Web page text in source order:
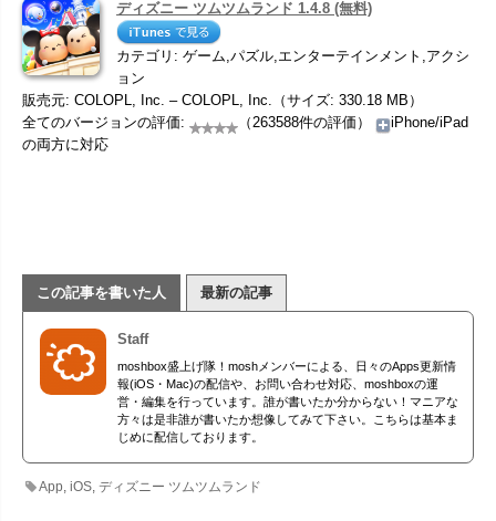
ディズニー ツムツムランド 1.4.8 (無料)
カテゴリ: ゲーム,パズル,エンターテインメント,アクシ
ョン
販売元: COLOPL, Inc. – COLOPL, Inc.（サイズ: 330.18 MB）
全てのバージョンの評価:
（263588件の評価）
iPhone/iPad
の両方に対応
この記事を書いた人 最新の記事
Staff
moshbox盛上げ隊！moshメンバーによる、日々のApps更新情
報(iOS・Mac)の配信や、お問い合わせ対応、moshboxの運
営・編集を行っています。誰が書いたか分からない！マニアな
方々は是非誰が書いたか想像してみて下さい。こちらは基本ま
じめに配信しております。
App ,iOS ,ディズニー ツムツムランド